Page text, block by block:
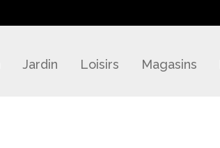
Jardin Loisirs Magasins